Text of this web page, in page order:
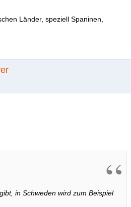
Länder, speziell Spaninen,
in Schweden wird zum Beispiel